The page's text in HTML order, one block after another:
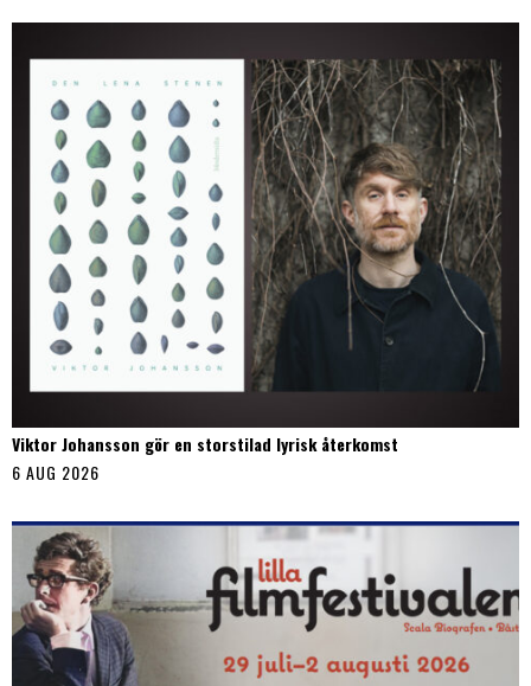
Viktor Johansson gör en storstilad lyrisk återkomst
6 AUG 2026